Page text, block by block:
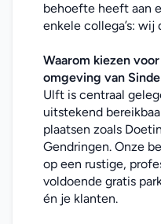
behoefte heeft aan
enkele collega’s:
Waarom kiezen
omgeving van
Ulft is centraal
uitstekend
plaatsen zoals
Gendringen. Onze
op een rustige,
voldoende gratis
én je klanten.